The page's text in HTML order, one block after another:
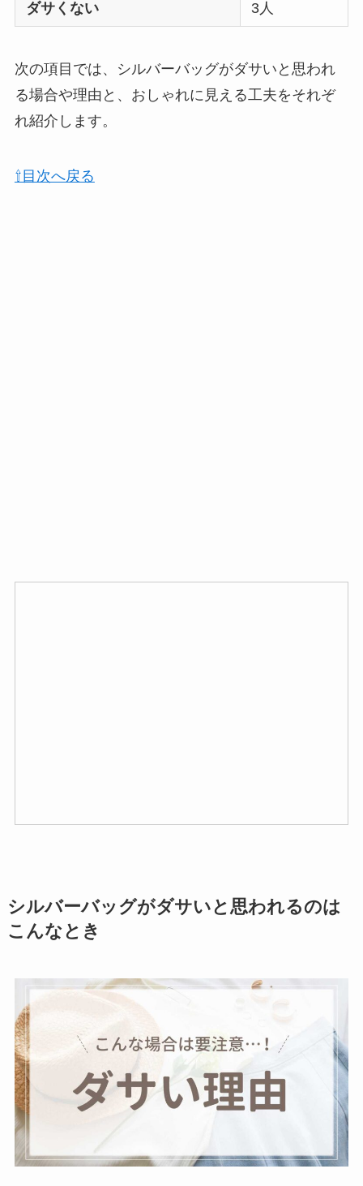
ダサくない 3人
次の項目では、シルバーバッグがダサいと思われ
る場合や理由と、おしゃれに見える工夫をそれぞ
れ紹介します。
⇧目次へ戻る
シルバーバッグがダサいと思われるのは
こんなとき